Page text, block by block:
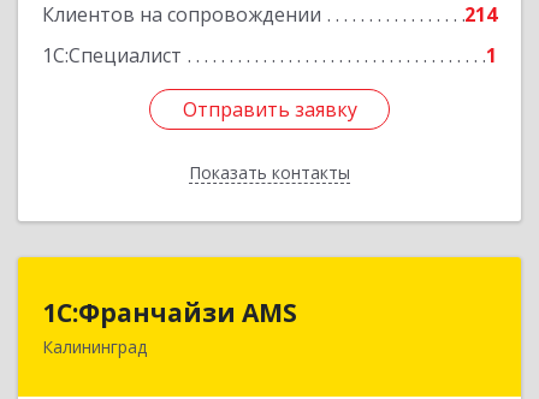
Клиентов на сопровождении
214
1С:Специалист
1
Отправить заявку
Показать контакты
Отправить заявку
Назад
1С:Франчайзи AMS
Калининград
238325, Калининградская обл, Гурьевский р-н,